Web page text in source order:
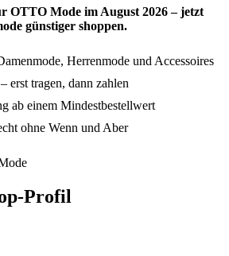
OTTO Mode im August 2026 – jetzt
günstiger shoppen.
Herrenmode und Accessoires
erst tragen, dann zahlen
ab einem Mindestbestellwert
ohne Wenn und Aber
Profil